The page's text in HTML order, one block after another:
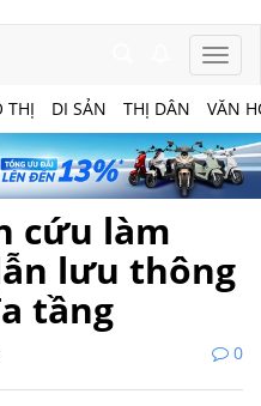
THỊ DI SẢN THỊ DÂN VĂN
cứu làm
lưu thông
tầng
0